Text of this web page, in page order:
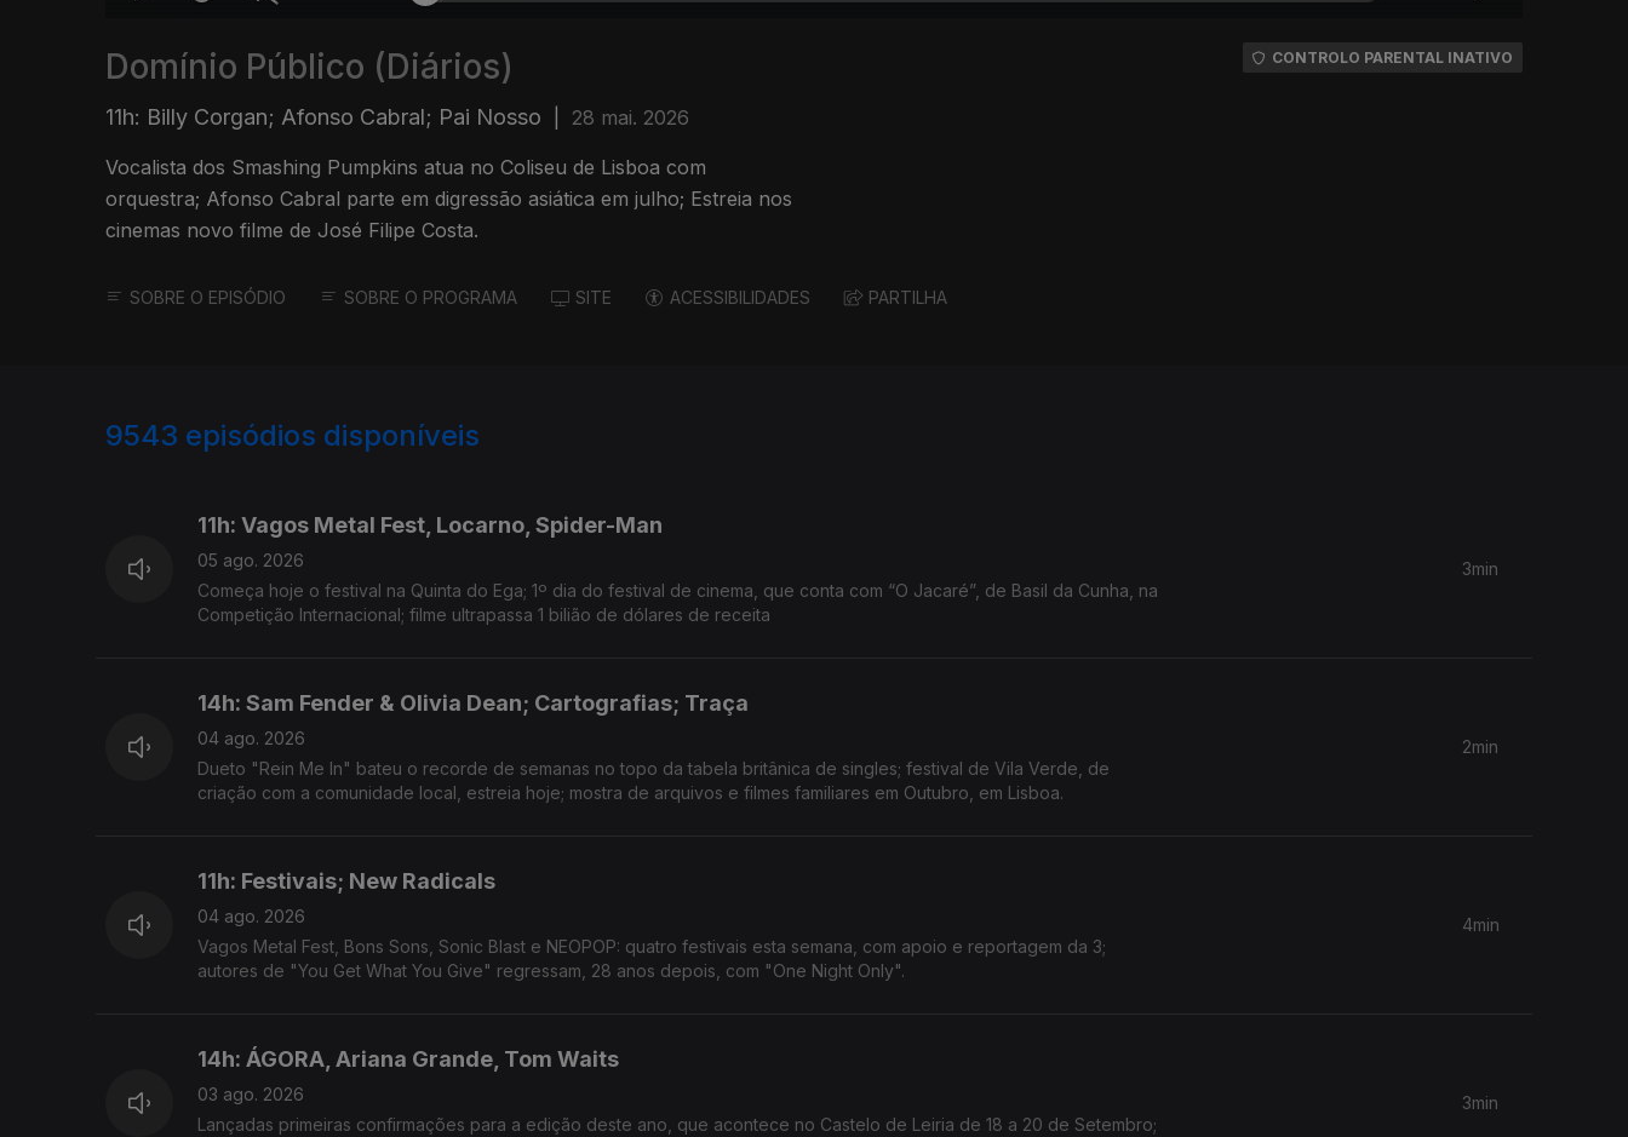
Domínio Público (Diários)
11h: Billy Corgan; Afonso Cabral; Pai Nosso 28 mai. 2026
Vocalista dos Smashing Pumpkins atua no Coliseu de Lisboa com
orquestra; Afonso Cabral parte em digressão asiática em julho; Estreia nos
cinemas novo filme de José Filipe Costa.
CONTROLO PARENTAL INATIVO
SOBRE O EPISÓDIO SOBRE O PROGRAMA SITE ACESSIBILIDADES PARTILHA
9543 episódios disponíveis
11h: Vagos Metal Fest, Locarno, Spider-Man
05 ago. 2026
Começa hoje o festival na Quinta do Ega; 1º dia do festival de cinema, que conta com “O Jacaré”, de Basil da Cunha, na
Competição Internacional; filme ultrapassa 1 bilião de dólares de receita
3min
14h: Sam Fender & Olivia Dean; Cartografias; Traça
04 ago. 2026
Dueto "Rein Me In" bateu o recorde de semanas no topo da tabela britânica de singles; festival de Vila Verde, de
criação com a comunidade local, estreia hoje; mostra de arquivos e filmes familiares em Outubro, em Lisboa.
2min
11h: Festivais; New Radicals
04 ago. 2026
Vagos Metal Fest, Bons Sons, Sonic Blast e NEOPOP: quatro festivais esta semana, com apoio e reportagem da 3;
autores de "You Get What You Give" regressam, 28 anos depois, com "One Night Only".
4min
14h: ÁGORA, Ariana Grande, Tom Waits
03 ago. 2026
Lançadas primeiras confirmações para a edição deste ano, que acontece no Castelo de Leiria de 18 a 20 de Setembro;
3min